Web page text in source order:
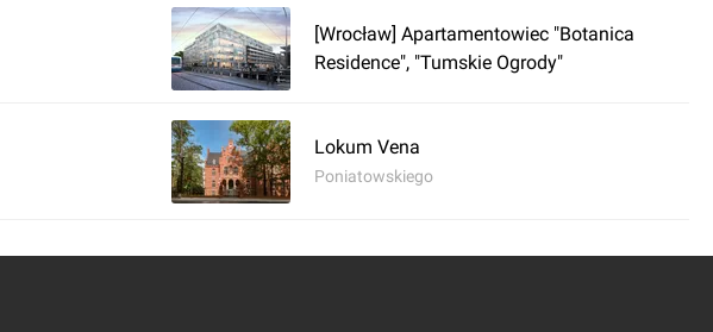
[Wrocław] Apartamentowiec "Botanica
Residence", "Tumskie Ogrody"
Lokum Vena
Poniatowskiego